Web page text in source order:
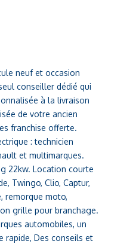
neuf et occasion
conseiller dédié qui
à la livraison
de votre ancien
franchise offerte.
: technicien
et multimarques.
22kw. Location courte
Twingo, Clio, Captur,
remorque moto,
grille pour branchage.
automobiles, un
rapide, Des conseils et